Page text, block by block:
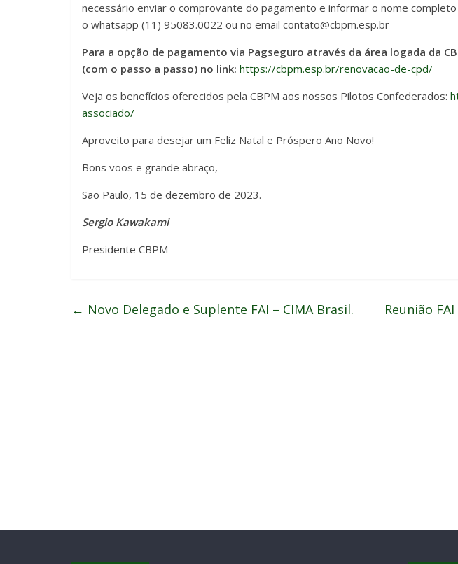
necessário enviar o comprovante do pagamento e informar o nome
o whatsapp (11) 95083.0022 ou no email contato@cbpm.esp.br
Para a opção de pagamento via Pagseguro através da área logada da
(com o passo a passo) no link: https://cbpm.esp.br/renovacao-de-cpd/
Veja os benefícios oferecidos pela CBPM aos nossos Pilotos Confederados:
associado/
Aproveito para desejar um Feliz Natal e Próspero Ano Novo!
Bons voos e grande abraço,
São Paulo, 15 de dezembro de 2023.
Sergio Kawakami
Presidente CBPM
← Novo Delegado e Suplente FAI – CIMA Brasil. Reunião